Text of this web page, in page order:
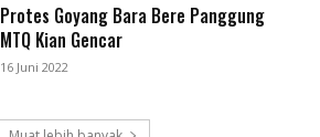
Protes Goyang Bara Bere Panggung
MTQ Kian Gencar
16 Juni 2022